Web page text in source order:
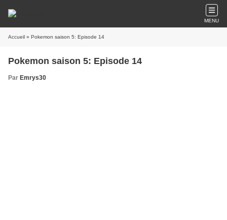
MENU
Accueil » Pokemon saison 5: Episode 14
Pokemon saison 5: Episode 14
Par Emrys30